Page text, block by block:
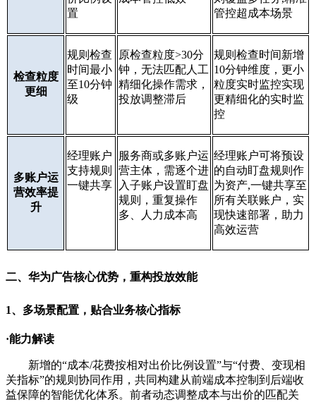
置
管控超成本场景
检查粒度
更细
规则检查
时间最小
至10分钟
级
原检查粒度>30分
钟，无法匹配人工
精细化操作需求，
投放调整滞后
规则检查时间新增
10分钟维度，更小
粒度实时监控实现
更精细化的实时监
控
多账户运
营效率提
升
经理账户
支持规则
一键共享
服务商或多账户运
营主体，需逐个进
入子账户设置盯盘
规则，重复操作
多、人力成本高
经理账户可将预设
的自动盯盘规则作
为资产,一键共享至
所有关联账户，实
现快速部署，助力
高效运营
二、华为广告核心优势，重构投放效能
1、多场景配置，贴合业务核心指标
·能力解读
新增的“成本/花费按相对出价比例设置”与“付费、变现相
关指标”的规则协同作用，共同构建从前端成本控制到后端收
益保障的智能优化体系。前者动态调整成本与出价的匹配关